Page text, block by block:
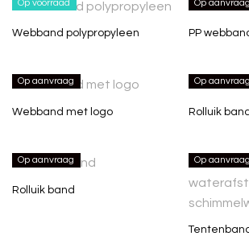
Op voorraad
Webband polypropyleen
Op aanvraag
PP
Op aanvraag
Webband met logo
Op aanvraag
Rolluik band
Op aanvraag
Rolluik band
Op aanvraag